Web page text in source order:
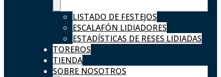
LISTADO DE FESTEJOS
ESCALAFÓN LIDIADORES
ESTADÍSTICAS DE RESES LIDIADAS
TOREROS
TIENDA
SOBRE NOSOTROS